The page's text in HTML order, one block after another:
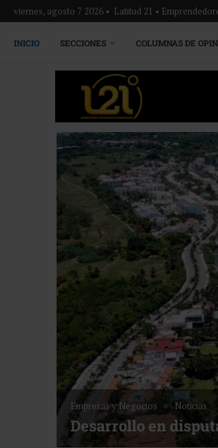
viernes, agosto 7 2026 • Latitud 21 •
INICIO SECCIONES COLUMNAS DE
Empresas y Negocios Noticias
Desarrollo en